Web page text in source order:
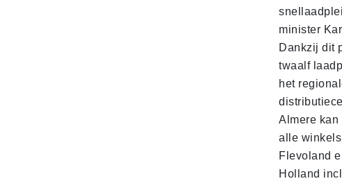
minister
Dankzij dit
twaalf
het
Almere
alle
Flevoland
Holland